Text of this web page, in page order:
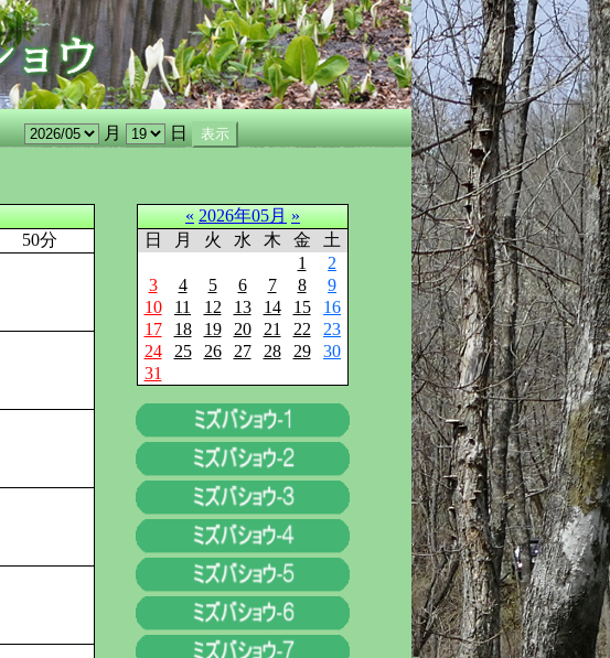
月 日
50分
« 2026年05月 »
日
月 火 水 木 金
土
1
2
3
4 5 6 7 8
9
10
11 12 13 14 15
16
17
18 19 20 21 22
23
24
25 26 27 28 29
30
31